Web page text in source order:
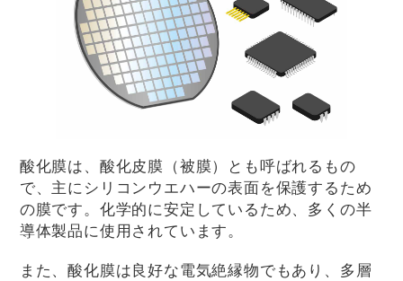
酸化膜は、酸化皮膜（被膜）とも呼ばれるもの
で、主にシリコンウエハーの表面を保護するため
の膜です。化学的に安定しているため、多くの半
導体製品に使用されています。
また、酸化膜は良好な電気絶縁物でもあり、多層